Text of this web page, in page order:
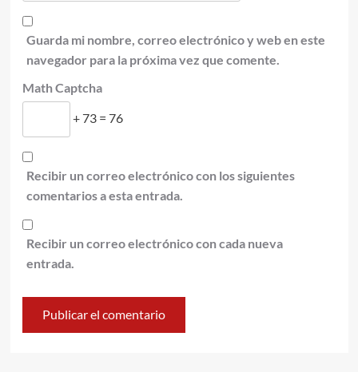
Guarda mi nombre, correo electrónico y web en este
navegador para la próxima vez que comente.
Math Captcha
+ 73 = 76
Recibir un correo electrónico con los siguientes
comentarios a esta entrada.
Recibir un correo electrónico con cada nueva
entrada.